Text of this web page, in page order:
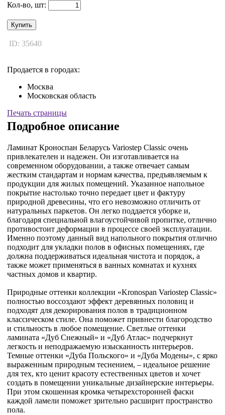
Кол-во, шт:
Купить
ID: 35640
Продается в городах:
Москва
Московская область
Печать страницы
Подробное описание
Ламинат Кроноспан Беларусь Variostep Classic очень
привлекателен и надежен. Он изготавливается на
современном оборудовании, а также отвечает самым
жестким стандартам и нормам качества, предъявляемым к
продукции для жилых помещений. Указанное напольное
покрытие настолько точно передает цвет и фактуру
природной древесины, что его невозможно отличить от
натуральных паркетов. Он легко поддается уборке и,
благодаря специальной влагоустойчивой пропитке, отлично
противостоит деформации в процессе своей эксплуатации.
Именно поэтому данный вид напольного покрытия отлично
подходит для укладки полов в офисных помещениях, где
должна поддерживаться идеальная чистота и порядок, а
также может применяться в ванных комнатах и кухнях
частных домов и квартир.
Природные оттенки коллекции «Kronospan Variostep Classic»
полностью воссоздают эффект деревянных половиц и
подходят для декорирования полов в традиционном
классическом стиле. Она поможет привнести благородство
и стильность в любое помещение. Светлые оттенки
ламината «Дуб Снежный» и «Дуб Атлас» подчеркнут
легкость и неподражаемую изысканность интерьеров.
Темные оттенки «Дуба Польского» и «Дуба Модены», с ярко
выраженным природным теснением, – идеальное решение
для тех, кто ценит красоту естественных цветов и хочет
создать в помещении уникальные дизайнерские интерьеры.
При этом скошенная кромка четырехсторонней фаски
каждой ламели поможет зрительно расширит пространство
пола.